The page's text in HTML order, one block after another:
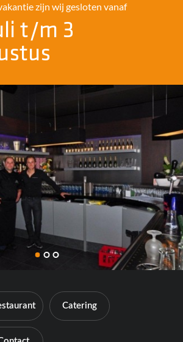
zijn wij gesloten vanaf
t/m 3
Catering